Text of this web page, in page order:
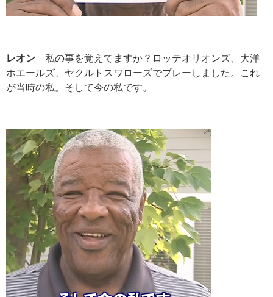
レオン 私の事を覚えてますか？ロッテオリオンズ、大洋
ホエールズ、ヤクルトスワローズでプレーしました。これ
が当時の私。そして今の私です。